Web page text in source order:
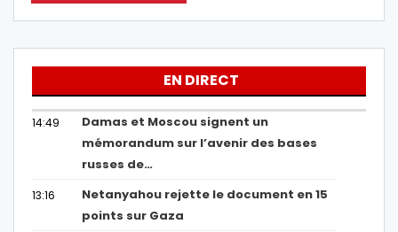
EN DIRECT
14:49
Damas et Moscou signent un
mémorandum sur l’avenir des bases
russes de…
13:16
Netanyahou rejette le document en 15
points sur Gaza